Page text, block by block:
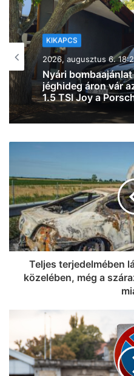
KIKAPCS
2026, augusztus 6.
Egy ilyen hírtől
állunk: most
Malátában! (videó)
Teljes terjedelmében
közelében, még a